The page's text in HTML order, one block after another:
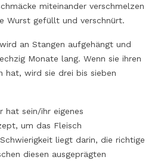
miteinander verschmelzen
Wurst gefüllt und verschnürt.
an Stangen aufgehängt und
Monate lang. Wenn sie ihren
hat, wird sie drei bis sieben
hat sein/ihr eigenes
um das Fleisch
liegt darin, die richtige
diesen ausgeprägten